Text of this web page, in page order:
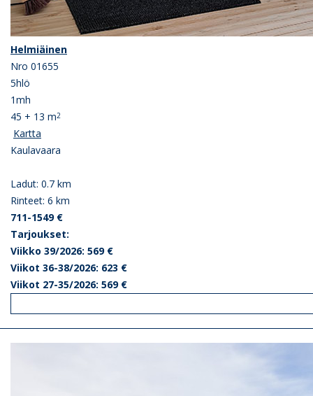
Helmiäinen
Nro 01655
5hlö
1mh
45 + 13 m2
Kartta
Kaulavaara
Ladut: 0.7 km
Rinteet: 6 km
711-1549 €
Tarjoukset:
Viikko 39/2026: 569 €
Viikot 36-38/2026: 623 €
Viikot 27-35/2026: 569 €